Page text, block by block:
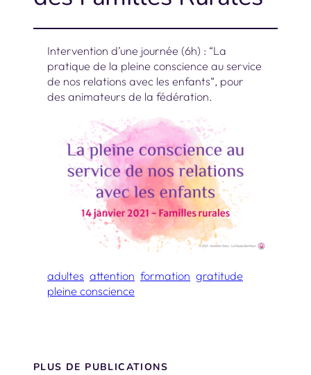
Intervention d’une journée (6h) : “La
pratique de la pleine conscience au service
de nos relations avec les enfants“, pour
des animateurs de la fédération.
adultes attention formation gratitude
pleine conscience
PLUS DE PUBLICATIONS